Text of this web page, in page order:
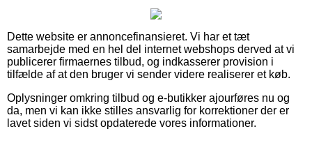
Dette website er annoncefinansieret. Vi har et tæt
samarbejde med en hel del internet webshops derved at vi
publicerer firmaernes tilbud, og indkasserer provision i
tilfælde af at den bruger vi sender videre realiserer et køb.
Oplysninger omkring tilbud og e-butikker ajourføres nu og
da, men vi kan ikke stilles ansvarlig for korrektioner der er
lavet siden vi sidst opdaterede vores informationer.